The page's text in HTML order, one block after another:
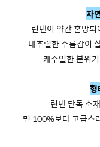
자
린넨이 약간 혼방
내추럴한 주름감이
캐주얼한 분위
형
린넨 단독 소
면 100%보다 고급스